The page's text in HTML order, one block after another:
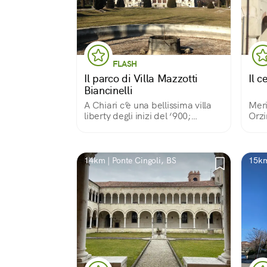
FLASH
Il parco di Villa Mazzotti
Biancinelli
A Chiari c’è una bellissima villa
liberty degli inizi del ‘900;
grande parco scenografico.
Il
14km | Ponte Cingoli, BS